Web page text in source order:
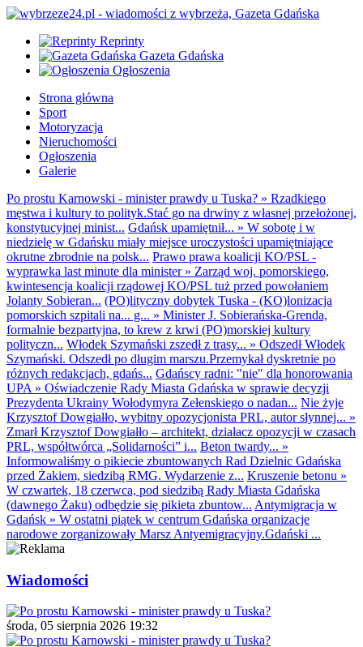
Reprinty
Gazeta Gdańska
Ogłoszenia
Strona główna
Sport
Motoryzacja
Nieruchomości
Ogłoszenia
Galerie
Po prostu Karnowski - minister prawdy u Tuska? » Rzadkiego
męstwa i kultury to polityk.Stać go na drwiny z własnej przełożonej,
konstytucyjnej minist... Gdańsk upamiętnił... » W sobotę i w
niedzielę w Gdańsku miały miejsce uroczystości upamiętniające
okrutne zbrodnie na polsk... Prawo prawa koalicji KO/PSL -
wyprawka last minute dla minister» Zarząd woj. pomorskiego,
kwintesencja koalicji rządowej KO/PSL tuż przed powołaniem
Jolanty Sobieran... (PO)lityczny dobytek Tuska - (KO)lonizacja
pomorskich szpitali na... g... » Minister J. Sobierańska-Grenda,
formalnie bezpartyjna, to krew z krwi (PO)morskiej kultury
polityczn... Włodek Szymański zszedł z trasy... » Odszedł Włodek
Szymański. Odszedł po długim marszu.Przemykał dyskretnie po
różnych redakcjach, gdańs... Gdańscy radni: "nie" dla honorowania
UPA » Oświadczenie Rady Miasta Gdańska w sprawie decyzji
Prezydenta Ukrainy Wołodymyra Zełenskiego o nadan... Nie żyje
Krzysztof Dowgiałło, wybitny opozycjonista PRL, autor słynnej... »
Zmarł Krzysztof Dowgiałło – architekt, działacz opozycji w czasach
PRL, współtwórca „Solidarności” i... Beton twardy... »
Informowaliśmy o pikiecie zbuntowanych Rad Dzielnic Gdańska
przed Żakiem, siedzibą RMG. Wydarzenie z... Kruszenie betonu »
W czwartek, 18 czerwca, pod siedzibą Rady Miasta Gdańska
(dawnego Żaku) odbędzie się pikieta zbuntow... Antymigracja w
Gdańsk » W ostatni piątek w centrum Gdańska organizacje
narodowe zorganizowały Marsz Antyemigracyjny.Gdański ...
Wiadomości
środa, 05 sierpnia 2026 19:32